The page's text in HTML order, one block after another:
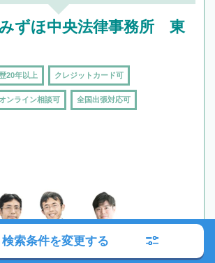
ずほ中央法律事務所 東
20年以上 クレジットカード可
オンライン相談可 全国出張対応可
検索条件を変更する